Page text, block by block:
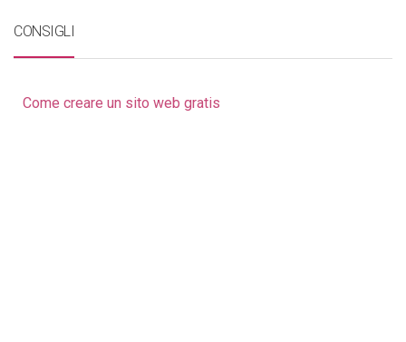
CONSIGLI
Come creare un sito web gratis